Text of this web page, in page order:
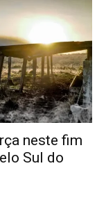
neste fim
Sul do